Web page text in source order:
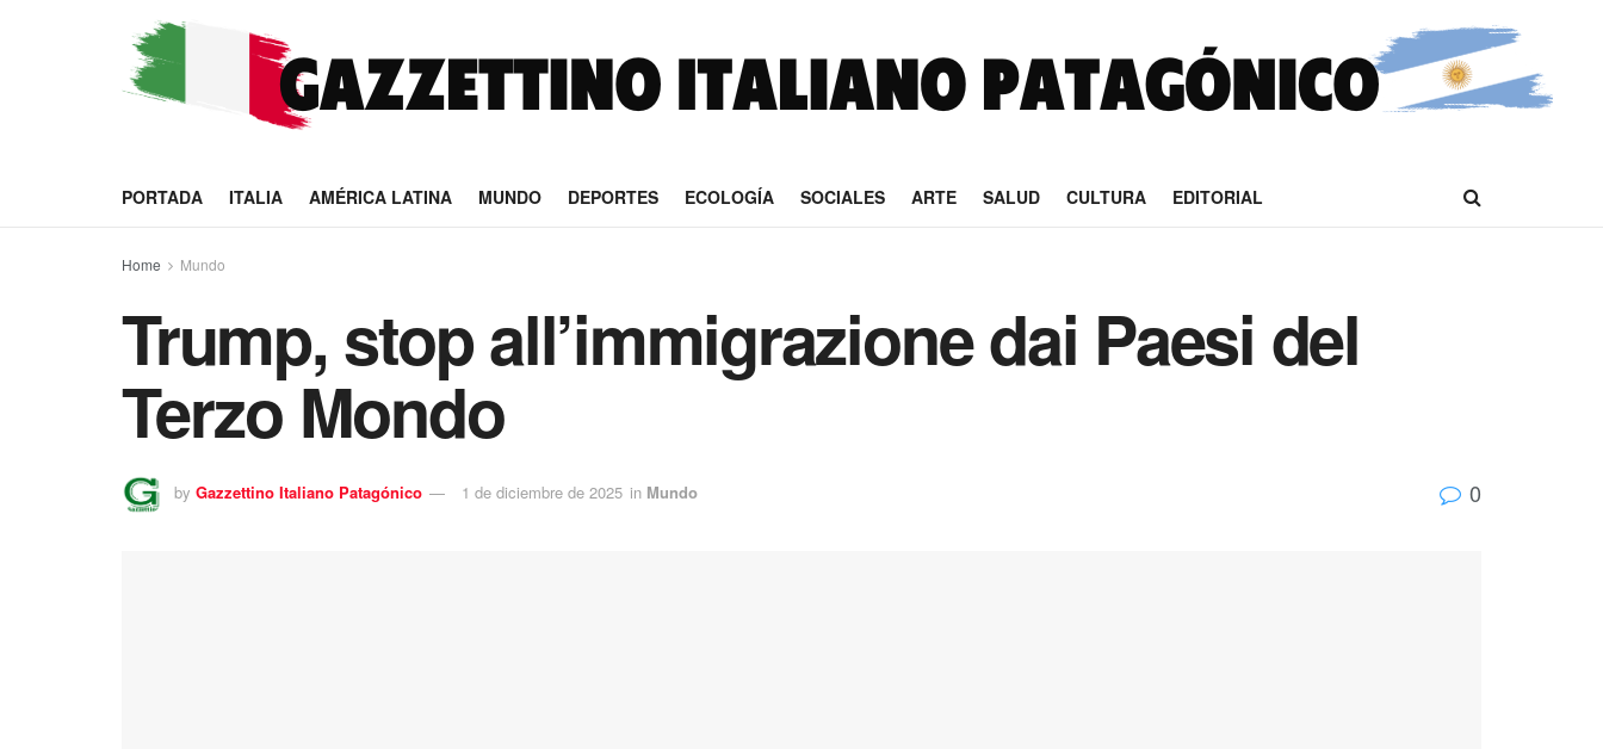
PORTADA ITALIA AMÉRICA LATINA MUNDO DEPORTES ECOLOGÍA SOCIALES ARTE SALUD CULTURA EDITORIAL
Home Mundo
Trump, stop all’immigrazione dai Paesi del
Terzo Mondo
by Gazzettino Italiano Patagónico 1 de diciembre de 2025 in Mundo 0